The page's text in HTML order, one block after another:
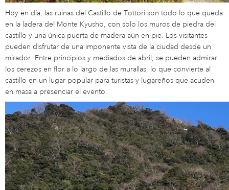
Hoy en día, las ruinas del Castillo de Tottori son todo lo que queda
en la ladera del Monte Kyusho, con solo los muros de piedra del
castillo y una única puerta de madera aún en pie. Los visitantes
pueden disfrutar de una imponente vista de la ciudad desde un
mirador. Entre principios y mediados de abril, se pueden admirar
los cerezos en flor a lo largo de las murallas, lo que convierte al
castillo en un lugar popular para turistas y lugareños que acuden
en masa a presenciar el evento.